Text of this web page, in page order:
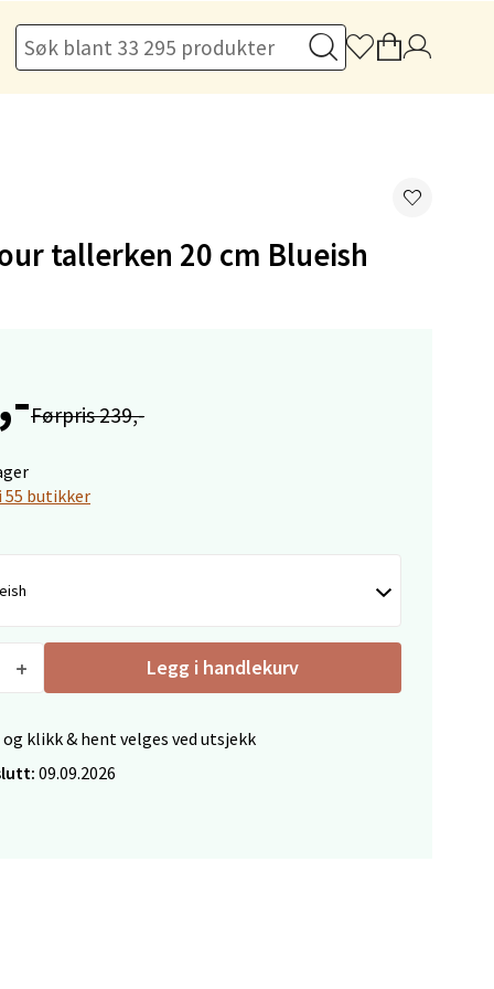
tallerken 20 cm Blueish
Førpris 239,-
55 butikker
Legg i handlekurv
klikk & hent velges ved utsjekk
09.09.2026